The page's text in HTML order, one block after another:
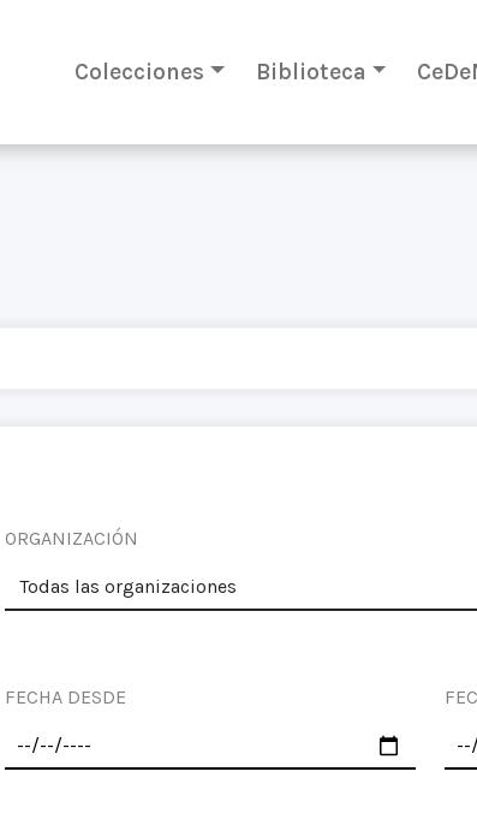
Colecciones Biblioteca
ORGANIZACIÓN
FECHA DESDE